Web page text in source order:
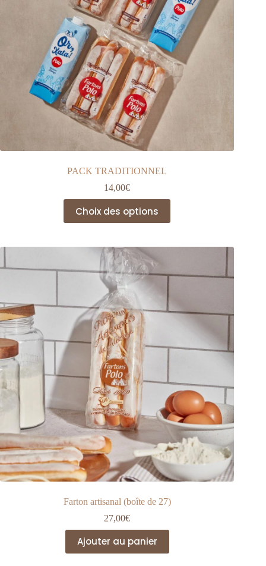
page
du
produit
PACK TRADITIONNEL
14,00€
Choix des options
produit
a
variations.
Les
options
peuvent
être
choisies
sur
la
page
du
produit
Farton artisanal (boîte de 27)
27,00€
Ajouter au panier